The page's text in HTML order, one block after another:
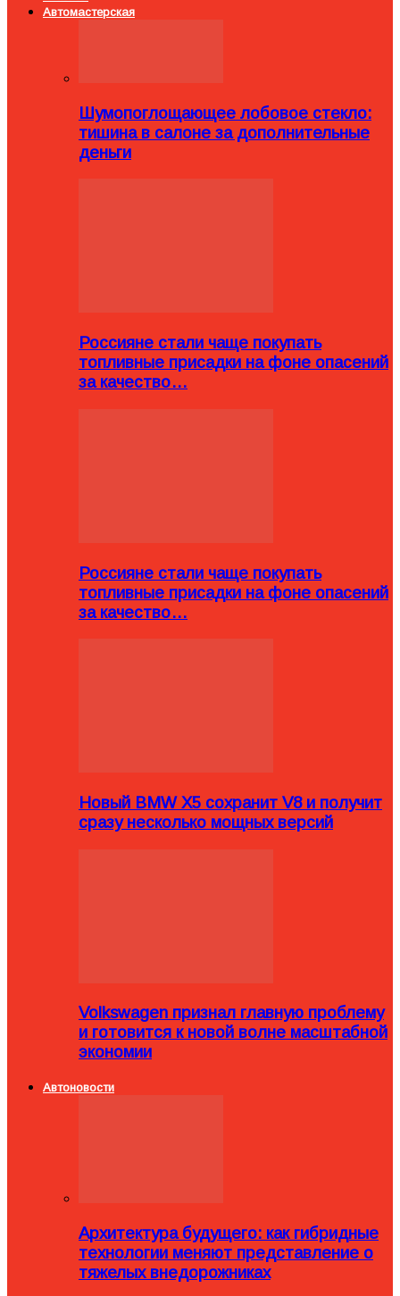
Автомастерская
Шумопоглощающее лобовое стекло:
тишина в салоне за дополнительные
деньги
Россияне стали чаще покупать
топливные присадки на фоне опасений
за качество…
Россияне стали чаще покупать
топливные присадки на фоне опасений
за качество…
Новый BMW X5 сохранит V8 и получит
сразу несколько мощных версий
Volkswagen признал главную проблему
и готовится к новой волне масштабной
экономии
Автоновости
Архитектура будущего: как гибридные
технологии меняют представление о
тяжелых внедорожниках